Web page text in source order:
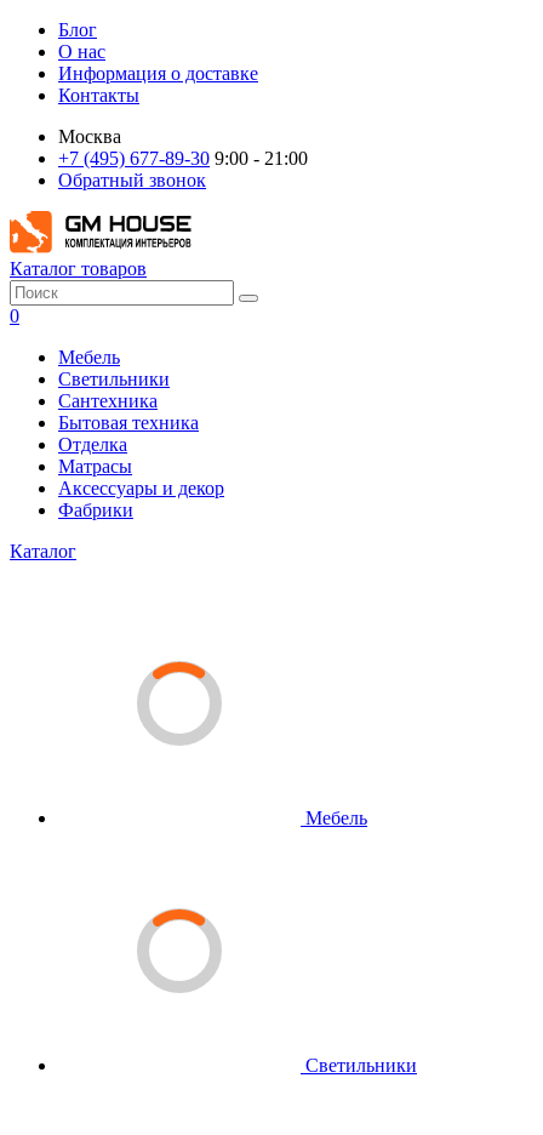
Блог
О нас
Информация о доставке
Контакты
Москва
+7 (495) 677-89-30 9:00 - 21:00
Обратный звонок
Каталог товаров
0
Мебель
Светильники
Сантехника
Бытовая техника
Отделка
Матрасы
Аксессуары и декор
Фабрики
Каталог
Мебель
Светильники